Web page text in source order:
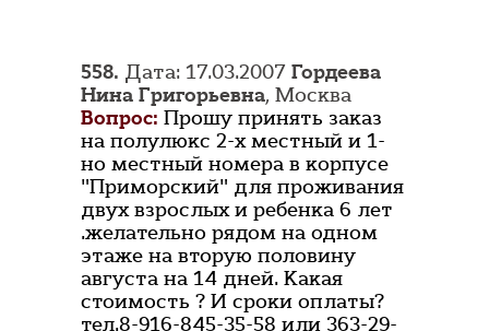
558. Дата: 17.03.2007 Гордеева
Нина Григорьевна, Москва
Вопрос: Прошу принять заказ
на полулюкс 2-х местный и 1-
но местный номера в корпусе
"Приморский" для проживания
двух взрослых и ребенка 6 лет
.желательно рядом на одном
этаже на вторую половину
августа на 14 дней. Какая
стоимость ? И сроки оплаты?
тел.8-916-845-35-58 или 363-29-